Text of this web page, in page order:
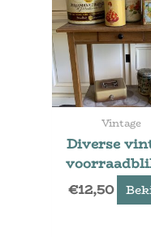
Vintage
Diverse
€12,50